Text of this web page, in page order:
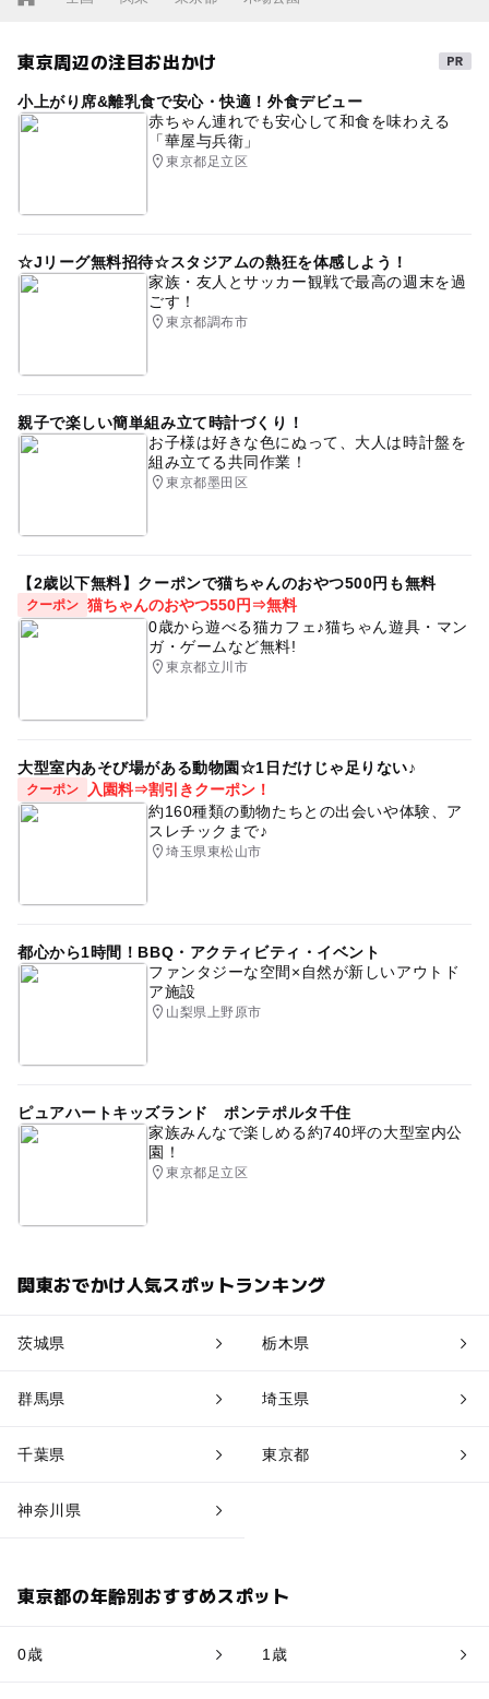
東京周辺の注目お出かけ
小上がり席&離乳食で安心・快適！外食デビュー
赤ちゃん連れでも安心して和食を味わえる
「華屋与兵衛」
東京都足立区
☆Jリーグ無料招待☆スタジアムの熱狂を体感しよう！
家族・友人とサッカー観戦で最高の週末を過
ごす！
東京都調布市
親子で楽しい簡単組み立て時計づくり！
お子様は好きな色にぬって、大人は時計盤を
組み立てる共同作業！
東京都墨田区
【2歳以下無料】クーポンで猫ちゃんのおやつ500円も無料
クーポン 猫ちゃんのおやつ550円⇒無料
0歳から遊べる猫カフェ♪猫ちゃん遊具・マン
ガ・ゲームなど無料!
東京都立川市
大型室内あそび場がある動物園☆1日だけじゃ足りない♪
クーポン
入園料⇒割引きクーポン！
約160種類の動物たちとの出会いや体験、ア
スレチックまで♪
埼玉県東松山市
都心から1時間！BBQ・アクティビティ・イベント
ファンタジーな空間×自然が新しいアウトド
ア施設
山梨県上野原市
ピュアハートキッズランド ポンテポルタ千住
家族みんなで楽しめる約740坪の大型室内公
園！
東京都足立区
関東おでかけ人気スポットランキング
茨城県 栃木県
群馬県 埼玉県
千葉県 東京都
神奈川県
東京都の年齢別おすすめスポット
0歳 1歳